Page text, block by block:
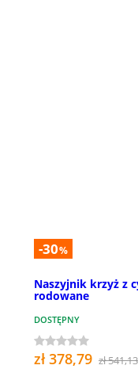
-30%
Naszyjnik krzyż z
rodowane
DOSTĘPNY
zł 378,79 zł 541,13